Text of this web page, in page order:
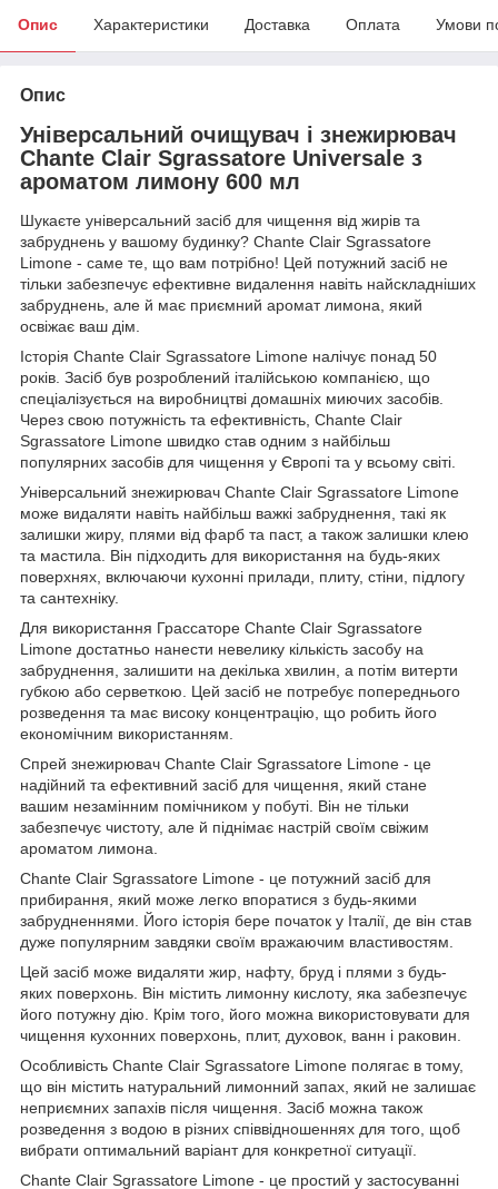
Опис Характеристики Доставка Оплата Умови
Опис
Універсальний очищувач і знежирювач
Chante Clair Sgrassatore Universale з
ароматом лимону 600 мл
Шукаєте універсальний засіб для чищення від жирів та
забруднень у вашому будинку? Chante Clair Sgrassatore
Limone - саме те, що вам потрібно! Цей потужний засіб не
тільки забезпечує ефективне видалення навіть найскладніших
забруднень, але й має приємний аромат лимона, який
освіжає ваш дім.
Історія Chante Clair Sgrassatore Limone налічує понад 50
років. Засіб був розроблений італійською компанією, що
спеціалізується на виробництві домашніх миючих засобів.
Через свою потужність та ефективність, Chante Clair
Sgrassatore Limone швидко став одним з найбільш
популярних засобів для чищення у Європі та у всьому світі.
Універсальний знежирювач Chante Clair Sgrassatore Limone
може видаляти навіть найбільш важкі забруднення, такі як
залишки жиру, плями від фарб та паст, а також залишки клею
та мастила. Він підходить для використання на будь-яких
поверхнях, включаючи кухонні прилади, плиту, стіни, підлогу
та сантехніку.
Для використання Грассаторе Chante Clair Sgrassatore
Limone достатньо нанести невелику кількість засобу на
забруднення, залишити на декілька хвилин, а потім витерти
губкою або серветкою. Цей засіб не потребує попереднього
розведення та має високу концентрацію, що робить його
економічним використанням.
Спрей знежирювач Chante Clair Sgrassatore Limone - це
надійний та ефективний засіб для чищення, який стане
вашим незамінним помічником у побуті. Він не тільки
забезпечує чистоту, але й піднімає настрій своїм свіжим
ароматом лимона.
Chante Clair Sgrassatore Limone - це потужний засіб для
прибирання, який може легко впоратися з будь-якими
забрудненнями. Його історія бере початок у Італії, де він став
дуже популярним завдяки своїм вражаючим властивостям.
Цей засіб може видаляти жир, нафту, бруд і плями з будь-
яких поверхонь. Він містить лимонну кислоту, яка забезпечує
його потужну дію. Крім того, його можна використовувати для
чищення кухонних поверхонь, плит, духовок, ванн і раковин.
Особливість Chante Clair Sgrassatore Limone полягає в тому,
що він містить натуральний лимонний запах, який не залишає
неприємних запахів після чищення. Засіб можна також
розведення з водою в різних співвідношеннях для того, щоб
вибрати оптимальний варіант для конкретної ситуації.
Chante Clair Sgrassatore Limone - це простий у застосуванні